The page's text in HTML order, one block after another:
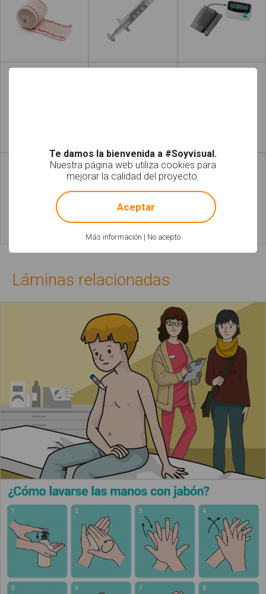
Leer más Leer más
Leer más Leer más
Láminas relacionadas
Te damos la bienvenida a #Soyvisual.
Nuestra página web utiliza cookies para
mejorar la calidad del proyecto.
Más información | No acepto
! Not valid!
Aceptar